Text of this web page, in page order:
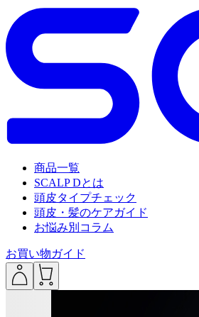
商品一覧
SCALP Dとは
頭皮タイプチェック
頭皮・髪のケアガイド
お悩み別コラム
お買い物ガイド
___